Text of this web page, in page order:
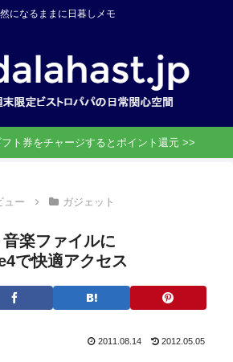
になるままに日暮しメモ
フト券をチャージするとポイント還元 >>
ュー ガジェット
楽ファイルに
で快適アクセス
2011.08.14 2012.05.05